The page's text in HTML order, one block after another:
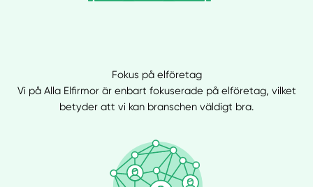
Fokus på elföretag
Vi på Alla Elfirmor är enbart fokuserade på elföretag, vilket
betyder att vi kan branschen väldigt bra.